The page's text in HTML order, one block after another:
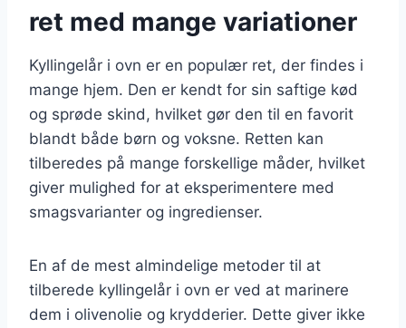
ret med mange variationer
Kyllingelår i ovn er en populær ret, der findes i
mange hjem. Den er kendt for sin saftige kød
og sprøde skind, hvilket gør den til en favorit
blandt både børn og voksne. Retten kan
tilberedes på mange forskellige måder, hvilket
giver mulighed for at eksperimentere med
smagsvarianter og ingredienser.
En af de mest almindelige metoder til at
tilberede kyllingelår i ovn er ved at marinere
dem i olivenolie og krydderier. Dette giver ikke